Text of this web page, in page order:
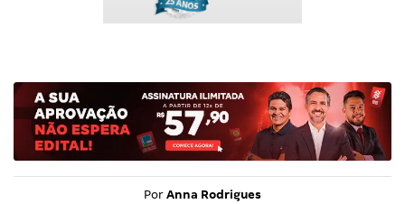
Por Anna Rodrigues